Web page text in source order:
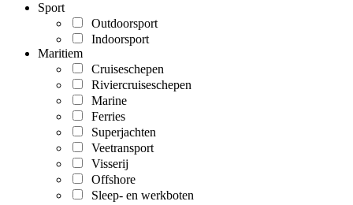
Sport
Outdoorsport
Indoorsport
Maritiem
Cruiseschepen
Riviercruiseschepen
Marine
Ferries
Superjachten
Veetransport
Visserij
Offshore
Sleep- en werkboten